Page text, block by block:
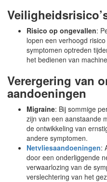
Risico op ongevallen:
lopen een verhoogd
symptomen optreden
het bedienen van
Verergering van
aandoeningen
Migraine: Bij sommige
zijn van een aanstaande
de ontwikkeling van
andere symptomen.
Netvliesaandoeningen:
door een onderliggende
verwaarlozing van de
verslechtering van het